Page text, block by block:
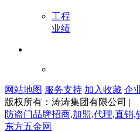
工程
业绩
网站地图 服务支持 加入收藏 企
版权所有：涛涛集团有限公司 |
防盗门品牌招商,加盟,代理,直销,
东方五金网